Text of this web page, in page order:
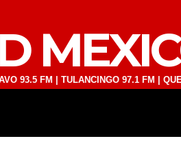
FM | TULANCINGO 97.1 FM |